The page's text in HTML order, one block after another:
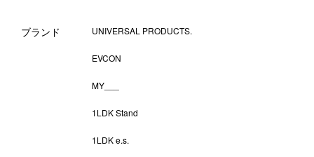
ブランド UNIVERSAL PRODUCTS.
EVCON
MY___
1LDK Stand
1LDK e.s.